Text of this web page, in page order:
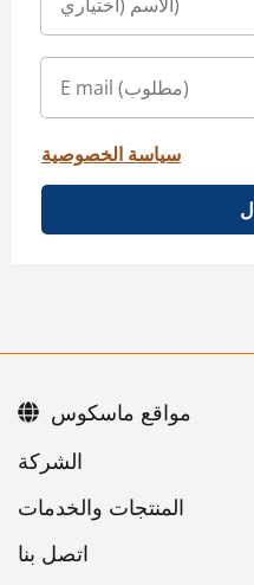
سياسة الخصوصية
اتصل بنا
مواقع ماسكوس